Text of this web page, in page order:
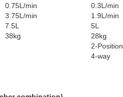
0.75L/min
0.3L/min
3.75L/min
1.9L/min
7.5L
5L
38kg
28kg
2-Position,
4-way